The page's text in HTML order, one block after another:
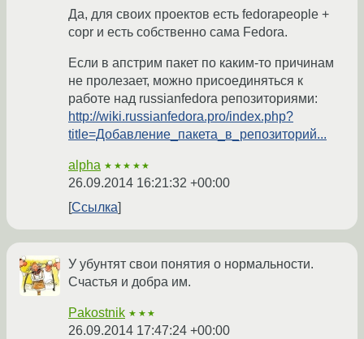
Да, для своих проектов есть fedorapeople +
copr и есть собственно сама Fedora.
Если в апстрим пакет по каким-то причинам
не пролезает, можно присоединяться к
работе над russianfedora репозиториями:
http://wiki.russianfedora.pro/index.php?
title=Добавление_пакета_в_репозиторий...
alpha ★★★★★
26.09.2014 16:21:32 +00:00
Ссылка
У убунтят свои понятия о нормальности.
Счастья и добра им.
Pakostnik ★★★
26.09.2014 17:47:24 +00:00